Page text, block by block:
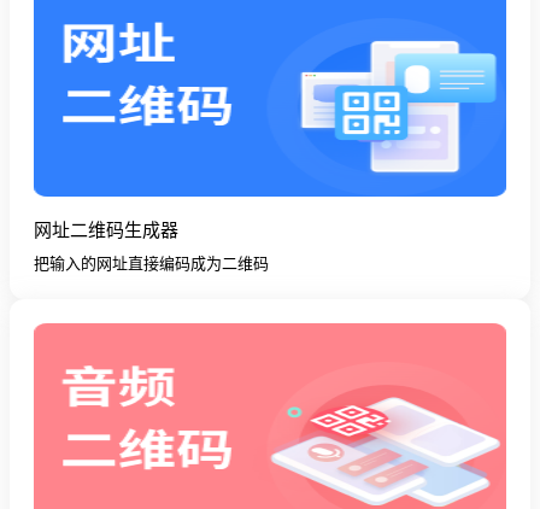
网址二维码生成器
把输入的网址直接编码成为二维码